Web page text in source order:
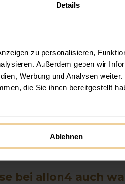
Details
zu personalisieren,
Außerdem geben wir
Werbung und Analysen
die Sie ihnen bereitgestellt
Ablehnen
dauert termin
bei allon4 auch